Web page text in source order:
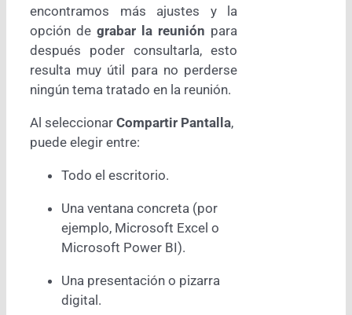
encontramos más ajustes y la
opción degrabar la reunión para
después poder consultarla, esto
resulta muy útil para no perderse
ningún tema tratado en la reunión.
Al seleccionar Compartir Pantalla,
puede elegir entre:
Todo el escritorio.
Una ventana concreta (por
ejemplo, Microsoft Excel o
Microsoft Power BI).
Una presentación o pizarra
digital.